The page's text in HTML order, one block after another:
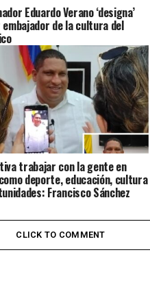
Eduardo Verano ‘designa’
de la cultura del
trabajar con la gente en
deporte, educación, cultura
Francisco Sánchez
CLICK TO COMMENT